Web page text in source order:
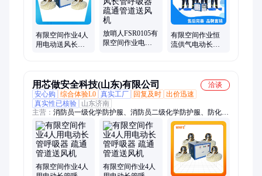
有限空间作业4人
用电动送风长管
放哨人FSR0105有
限空间作业电动
有限空间作业恒
流供气电动长管
用芯做安全科技(山东)有限公司
洽谈
安心购
综合体验L0 真实工厂 回复及时 出价迅速
真实性已核验
山东济南
主营： 消防员一级化学防护服、消防员二级化学防护服、防化
服、电动送风式呼吸器、重型防化服、轻型防化服、全封闭式防
化服、消防员化学防护服、半封闭防化服、A级防化服、B级防
化服、耐酸碱防化服、防毒防化服、消防防化服、隔热服、消防
员隔热防护服、消防隔热服、耐高温隔热服、铝箔隔热服、冶炼
隔热服、防火隔热服、耐高温阻燃隔热服、防辐射热隔热服、
有限空间作业4人
有限空间作业4人